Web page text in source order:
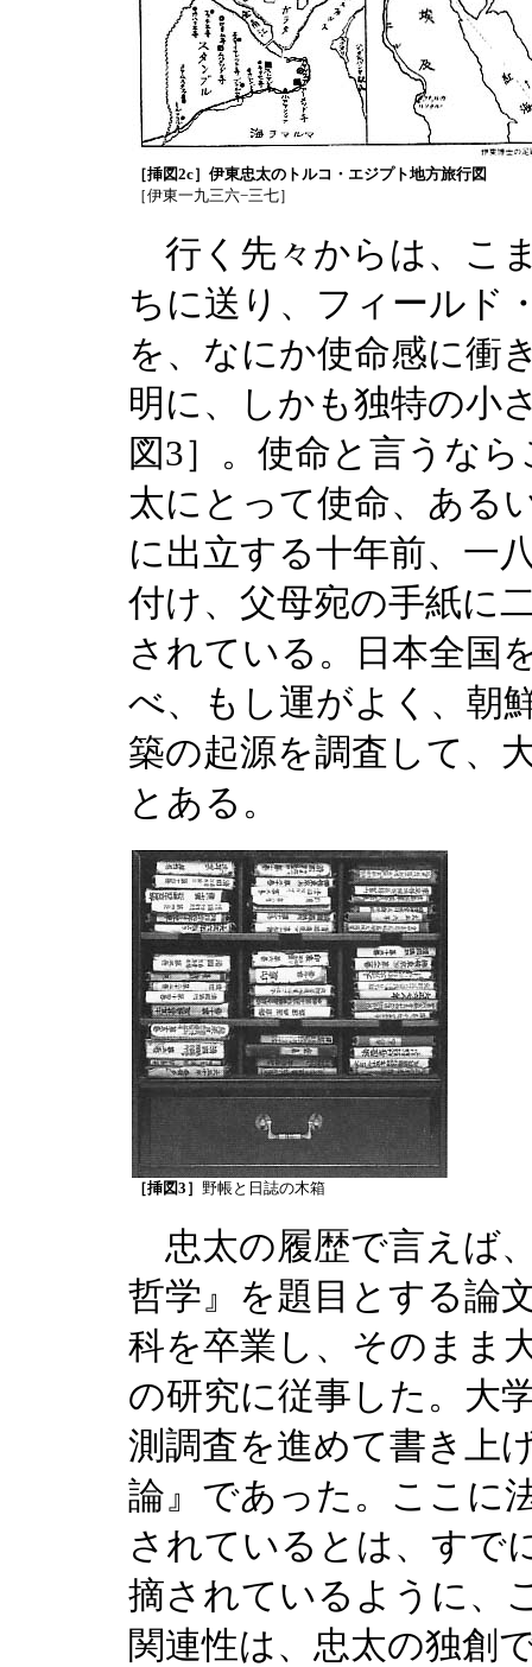
［挿図2c］伊東忠太のトルコ・エジプト地方旅行図
［伊東一九三六−三七］
行く先々からは、こ
ちに送り、フィールド
を、なにか使命感に衝
明に、しかも独特の小
図3］。使命と言うな
太にとって使命、ある
に出立する十年前、一
付け、父母宛の手紙に
されている。日本全国
べ、もし運がよく、朝
築の起源を調査して、
とある。
［挿図3］ 野帳と日誌の木箱
忠太の履歴で言えば
哲学』を題目とする論
科を卒業し、そのまま
の研究に従事した。大
測調査を進めて書き上
論』であった。ここに
されているとは、すで
摘されているように、
関連性は、忠太の独創